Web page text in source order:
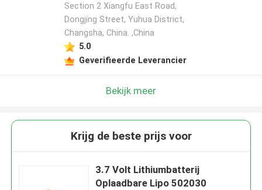
Section 2 Xiangfu East Road,
Dongjing Street, Yuhua District,
Changsha, China. ,China
5.0
Geverifieerde Leverancier
Bekijk meer
Krijg de beste prijs voor
3.7 Volt Lithiumbatterij
Oplaadbare Lipo 502030